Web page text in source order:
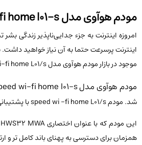
مودم هوآوی مدل speed wi-fi home l01-s
امروزه اینترنت به جزء جدایی‌ناپذیر زندگی
اینترنت پرسرعت حتما به آن نیاز خواهید داشت.
موجود در بازار مودم هوآوی مدل speed wi-fi home L01/s می‌باشد.
مودم هوآوی مدل speed wi-fi home l01-s
شد. مودم speed wi -fi home L01/s با پشتیبانی‌ از اینترنت نسل‌ 4 ثابت‌ (TD) ، تلفن همراه (FD) و WiMAX2+ . با سرعت‌ بارگیری حداکثر Mbps440 در رسته لوازم شبکه CAT9 قرار می گیرد .
همزمان برای دسترسی به پهنای باند کامل تر و